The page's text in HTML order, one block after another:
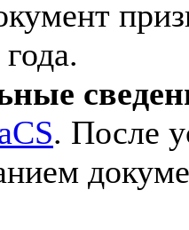
. После